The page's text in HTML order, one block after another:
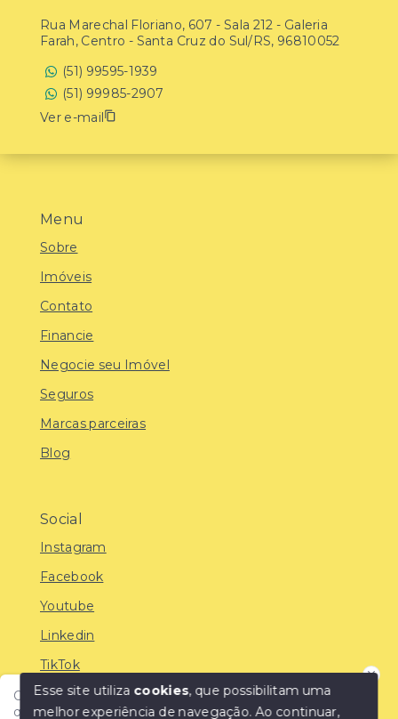
Olá! Encontre o imóvel ideal com a IMOBREUNIG®:
qualidade, confiança e as melhores oportunidades do
Menu
Sobre
Imóveis
Contato
Financie
Negocie seu Imóvel
Seguros
Marcas parceiras
Blog
Social
Instagram
Facebook
Youtube
Linkedin
TikTok
Rua Marechal Floriano, 607 - Sala 212 - Galeria
Farah, Centro - Santa Cruz do Sul/RS, 96810052
(51) 99595-1939
(51) 99985-2907
Ver e-mail
Esse site utiliza cookies, que possibilitam uma
melhor experiência de navegação.Ao continuar,